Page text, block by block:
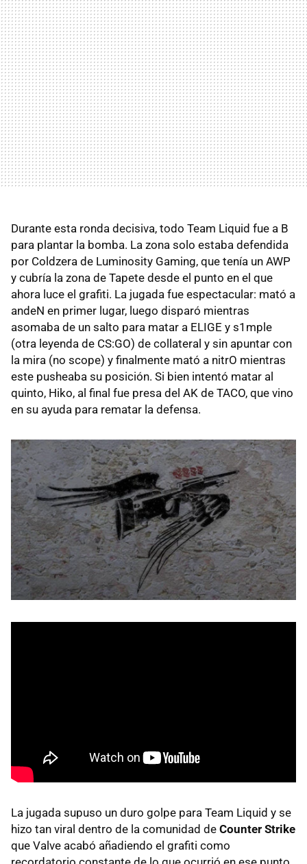
Durante esta ronda decisiva, todo Team Liquid fue a B
para plantar la bomba. La zona solo estaba defendida
por Coldzera de Luminosity Gaming, que tenía un AWP
y cubría la zona de Tapete desde el punto en el que
ahora luce el grafiti. La jugada fue espectacular: mató a
andeN en primer lugar, luego disparó mientras
asomaba de un salto para matar a ELIGE y s1mple
(otra leyenda de CS:GO) de collateral y sin apuntar con
la mira (no scope) y finalmente mató a nitrO mientras
este pusheaba su posición. Si bien intentó matar al
quinto, Hiko, al final fue presa del AK de TACO, que vino
en su ayuda para rematar la defensa.
La jugada supuso un duro golpe para Team Liquid y se
hizo tan viral dentro de la comunidad de Counter Strike
que Valve acabó añadiendo el grafiti como